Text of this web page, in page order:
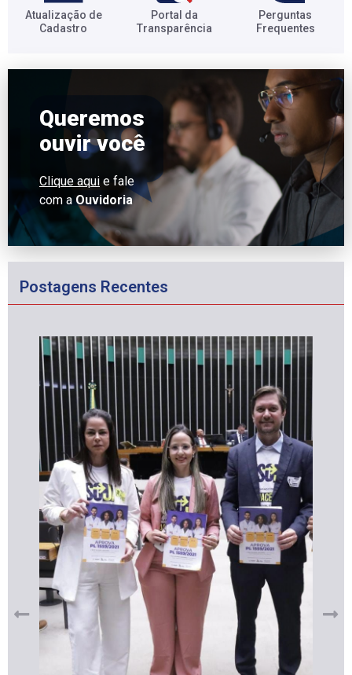
Atualização de
Cadastro​
Portal da
Transparência​
Perguntas
Frequentes​
Queremos
ouvir você
Clique aqui e fale
com a Ouvidoria
Postagens Recentes